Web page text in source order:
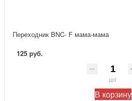
Переходник BNC- F мама-мама
125 руб.
шт
В корзину